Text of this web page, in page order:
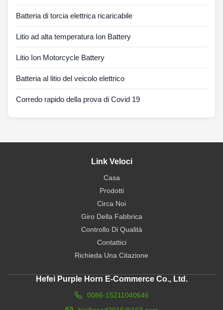
Batteria di torcia elettrica ricaricabile
Litio ad alta temperatura Ion Battery
Litio Ion Motorcycle Battery
Batteria al litio del veicolo elettrico
Corredo rapido della prova di Covid 19
Link Veloci
Casa
Prodotti
Circa Noi
Giro Della Fabbrica
Controllo Di Qualità
Contattici
Richieda Una Citazione
Hefei Purple Horn E-Commerce Co., Ltd.
0086-15211040646